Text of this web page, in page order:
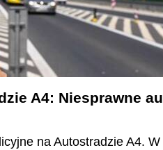
A4: Niesprawne
na Autostradzie A4. W